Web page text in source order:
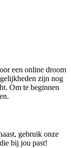
een online droom
zijn nog
Om te beginnen
gebruik onze
bij jou past!